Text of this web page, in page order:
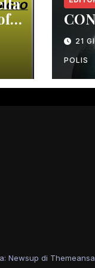
21
POLIS
Newsup di